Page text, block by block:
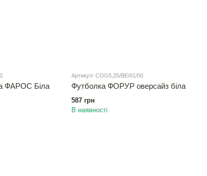
ФАРОС Біла
Артикул: COG5,25/BЕ/01/00
Футболка ФОРУР оверсайз біла
587 грн
В наявності